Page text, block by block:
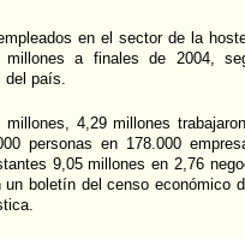
en el sector de la
a finales de 2004,
del país.
millones, 4,29 millones
personas en 178.000
9,05 millones en 2,76
un boletín del censo económico